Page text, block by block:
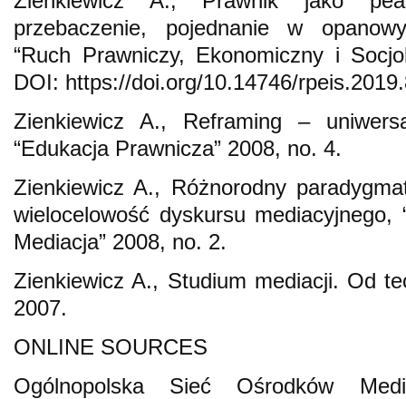
przebaczenie, pojednanie w
“Ruch Prawniczy, Ekonomiczny i
DOI: https://doi.org/10.14746/
Zienkiewicz A., Reframing –
“Edukacja Prawnicza” 2008, no. 4.
Zienkiewicz A., Różnorodny
wielocelowość dyskursu
Mediacja” 2008, no. 2.
Zienkiewicz A., Studium mediacji. Od
2007.
ONLINE SOURCES
Ogólnopolska Sieć Ośrodków